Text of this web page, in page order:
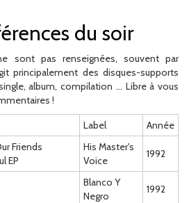
du soir
sont pas renseignées, souvent par
principalement des disques-supports
album, compilation ... Libre à vous
!
Label Année
Friends
EP
His Master's
Voice
1992
Blanco Y
Negro
1992